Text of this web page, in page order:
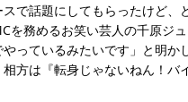
で話題にしてもらったけど
を務めるお笑い芸人の千原ジ
っているみたいです」と明か
方は『転身じゃないねん！バ